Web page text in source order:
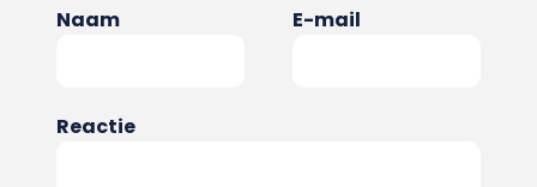
Naam E-mail
Reactie